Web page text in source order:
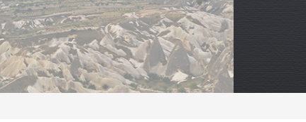
Schnellüberblick Demirköy